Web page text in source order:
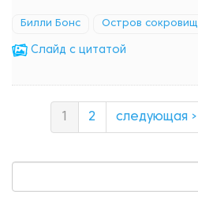
Билли Бонс Остров сокровищ
Cлайд с цитатой
2 следующая ›